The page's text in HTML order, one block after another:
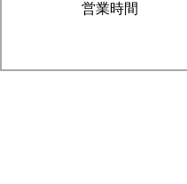
営業時間